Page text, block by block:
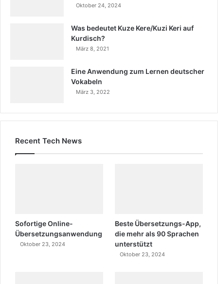
Oktober 24, 2024
Was bedeutet Kuze Kere/Kuzi Keri auf
Kurdisch?
März 8, 2021
Eine Anwendung zum Lernen deutscher
Vokabeln
März 3, 2022
Recent Tech News
Sofortige Online-
Übersetzungsanwendung
Oktober 23, 2024
Beste Übersetzungs-App,
die mehr als 90 Sprachen
unterstützt
Oktober 23, 2024